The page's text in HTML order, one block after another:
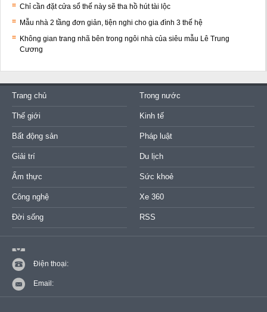
Chỉ cần đặt cửa sổ thế này sẽ tha hồ hút tài lộc
Mẫu nhà 2 tầng đơn giản, tiện nghi cho gia đình 3 thế hệ
Không gian trang nhã bên trong ngôi nhà của siêu mẫu Lê Trung
Cương
Trang chủ Trong nước
Thế giới Kinh tế
Bất động sản Pháp luật
Giải trí Du lịch
Ẩm thực Sức khoẻ
Công nghệ Xe 360
Đời sống RSS
Điện thoại:
Email: